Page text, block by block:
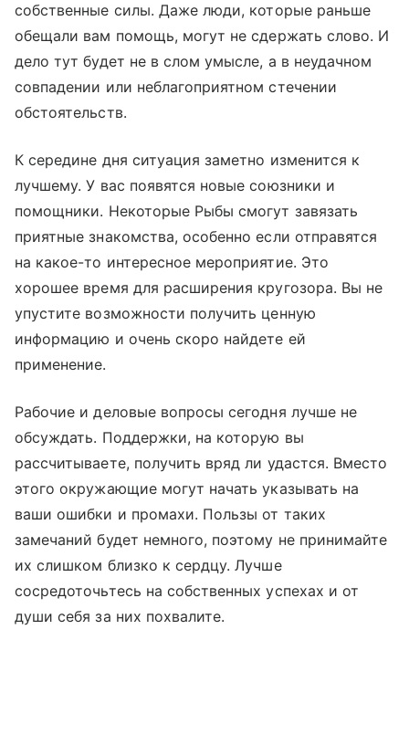
собственные силы. Даже люди, которые раньше
обещали вам помощь, могут не сдержать слово. И
дело тут будет не в слом умысле, а в неудачном
совпадении или неблагоприятном стечении
обстоятельств.
К середине дня ситуация заметно изменится к
лучшему. У вас появятся новые союзники и
помощники. Некоторые Рыбы смогут завязать
приятные знакомства, особенно если отправятся
на какое-то интересное мероприятие. Это
хорошее время для расширения кругозора. Вы не
упустите возможности получить ценную
информацию и очень скоро найдете ей
применение.
Рабочие и деловые вопросы сегодня лучше не
обсуждать. Поддержки, на которую вы
рассчитываете, получить вряд ли удастся. Вместо
этого окружающие могут начать указывать на
ваши ошибки и промахи. Пользы от таких
замечаний будет немного, поэтому не принимайте
их слишком близко к сердцу. Лучше
сосредоточьтесь на собственных успехах и от
души себя за них похвалите.